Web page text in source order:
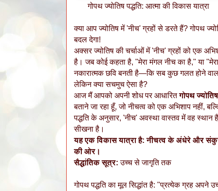
गोपथ ज्योतिष पद्धति: आत्मा की विकास यात्रा
क्या आप ज्योतिष में 'नीच' ग्रहों से डरते हैं? गोपथ
बदल देगा!
अक्सर ज्योतिष की चर्चाओं में 'नीच' ग्रहों को एक
है। जब कोई कहता है, "मेरा मंगल नीच का है," या
नकारात्मक छवि बनती है—कि सब कुछ गलत होने
लेकिन क्या सचमुच ऐसा है?
आज मैं आपको अपनी शोध पर आधारितगोपथ
बताने जा रहा हूँ, जो नीचत्व को एक अभिशाप नहीं,
पद्धति के अनुसार, 'नीच' अवस्था वास्तव में वह
सीखना है।
यह एक विकास यात्रा है: नीचत्व के अंधेरे और
की ओर।
सैद्धांतिक सूत्र: उच्च से जागृति तक
गोपथ पद्धति का मूल सिद्धांत है: "प्रत्येक ग्रह अपने